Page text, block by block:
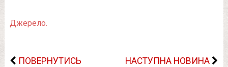
Джерело.
ПОВЕРНУТИСЬ
НАСТУПНА НОВИНА